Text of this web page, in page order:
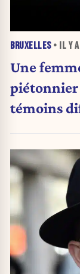
BRUXELLES• IL Y A
Une
piétonnier
témoins